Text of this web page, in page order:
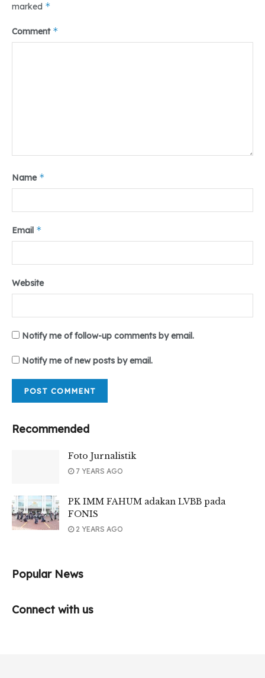
marked *
Comment *
Name *
Email *
Website
Notify me of follow-up comments by email.
Notify me of new posts by email.
Recommended
Foto Jurnalistik
7 YEARS AGO
PK IMM FAHUM adakan LVBB pada
FONIS
2 YEARS AGO
Popular News
Connect with us